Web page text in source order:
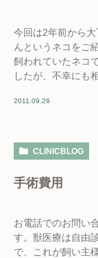
今回は2年前から
んというネコをご
飼われていたネコ
したが、不幸にも
2011.09.26
CLINICBLOG
手術費用
お電話でのお問い
す。獣医療は自由
で、これが飼い主